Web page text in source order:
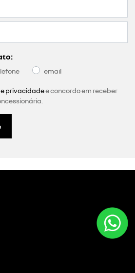
email
privacidadee concordo em receber